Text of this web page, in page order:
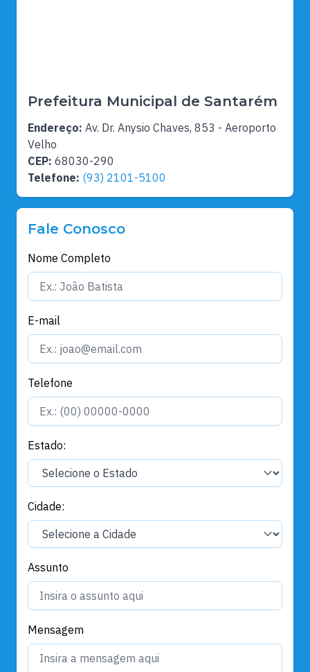
Prefeitura Municipal de Santarém
Endereço: Av. Dr. Anysio Chaves, 853 - Aeroporto
Velho
CEP: 68030-290
Telefone: (93) 2101-5100
Fale Conosco
Nome Completo
E-mail
Telefone
Estado:
Cidade:
Assunto
Mensagem